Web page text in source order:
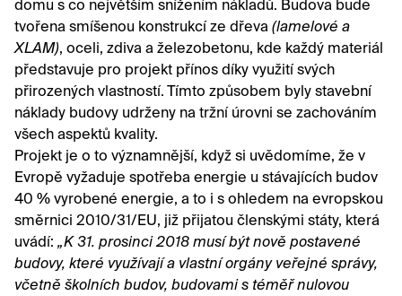
domu s co největším snížením nákladů. Budova bude
tvořena smíšenou konstrukcí ze dřeva (lamelové a
XLAM), oceli, zdiva a železobetonu, kde každý materiál
představuje pro projekt přínos díky využití svých
přirozených vlastností. Tímto způsobem byly stavební
náklady budovy udrženy na tržní úrovni se zachováním
všech aspektů kvality.
Projekt je o to významnější, když si uvědomíme, že v
Evropě vyžaduje spotřeba energie u stávajících budov
40 % vyrobené energie, a to i s ohledem na evropskou
směrnici 2010/31/EU, již přijatou členskými státy, která
uvádí: „K 31. prosinci 2018 musí být nově postavené
budovy, které využívají a vlastní orgány veřejné správy,
včetně školních budov, budovami s téměř nulovou